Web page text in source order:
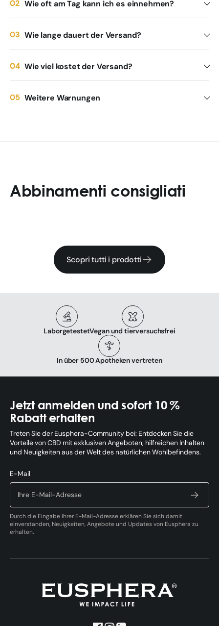
Wie oft am Tag kann ich es einnehmen?
Wie lange dauert der Versand?
Wie viel kostet der Versand?
Weitere Warnungen
Abbinamenti consigliati
Scopri tutti i prodotti
LaborgetestetVegan und tierversuchsfrei
In über 500 Apotheken vertreten
Jetzt anmelden und sofort 10 %
Rabatt erhalten
Treten Sie der Eusphera-Community bei: Entdecken Sie die
Vorteile von CBD mit exklusiven Angeboten, hilfreichen Inhalten
und Neuigkeiten aus der Welt des natürlichen Wohlbefindens.
E-Mail
Durch die Eingabe Ihrer E-Mail-Adresse erklären Sie sich damit
einverstanden, Neuigkeiten, Angebote und Updates von Eusphera zu
erhalten.